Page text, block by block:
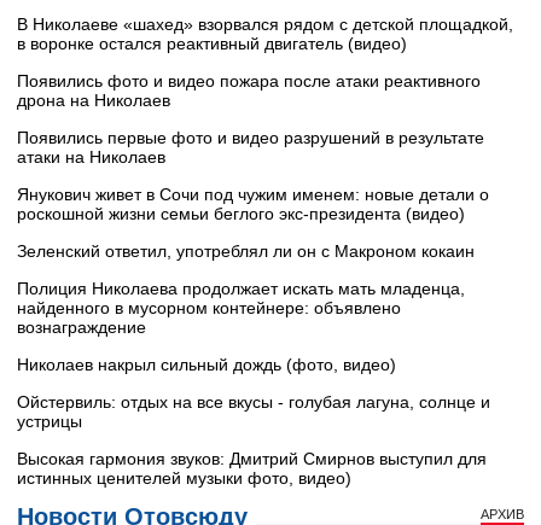
В Николаеве «шахед» взорвался рядом с детской площадкой,
в воронке остался реактивный двигатель (видео)
Появились фото и видео пожара после атаки реактивного
дрона на Николаев
Появились первые фото и видео разрушений в результате
атаки на Николаев
Янукович живет в Сочи под чужим именем: новые детали о
роскошной жизни семьи беглого экс-президента (видео)
Зеленский ответил, употреблял ли он с Макроном кокаин
Полиция Николаева продолжает искать мать младенца,
найденного в мусорном контейнере: объявлено
вознаграждение
Николаев накрыл сильный дождь (фото, видео)
Ойстервиль: отдых на все вкусы - голубая лагуна, солнце и
устрицы
Высокая гармония звуков: Дмитрий Смирнов выступил для
истинных ценителей музыки фото, видео)
Новости Отовсюду АРХИВ